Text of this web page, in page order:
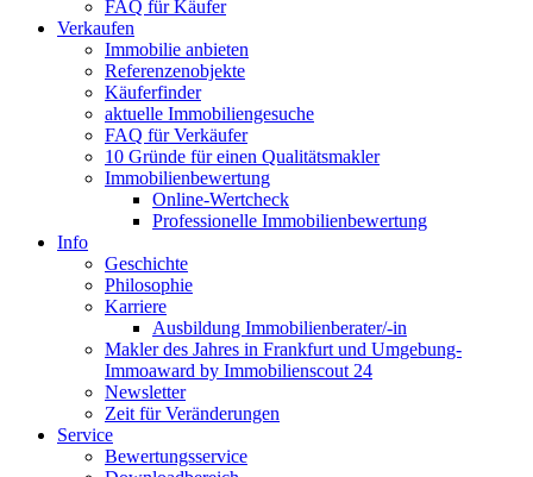
FAQ für Käufer
Verkaufen
Immobilie anbieten
Referenzenobjekte
Käuferfinder
aktuelle Immobiliengesuche
FAQ für Verkäufer
10 Gründe für einen Qualitätsmakler
Immobilienbewertung
Online-Wertcheck
Professionelle Immobilienbewertung
Info
Geschichte
Philosophie
Karriere
Ausbildung Immobilienberater/-in
Makler des Jahres in Frankfurt und Umgebung-
Immoaward by Immobilienscout 24
Newsletter
Zeit für Veränderungen
Service
Bewertungsservice